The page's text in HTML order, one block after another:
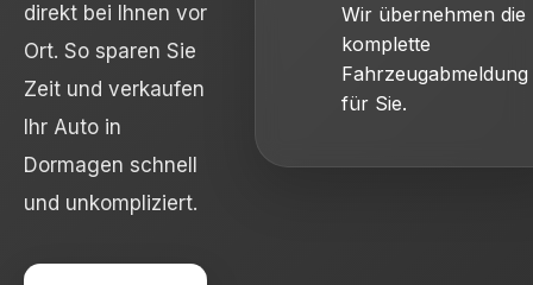
direkt bei Ihnen vor
Ort. So sparen Sie
Zeit und verkaufen
Ihr Auto in
Dormagen schnell
und unkompliziert.
Wir übernehmen die
komplette
Fahrzeugabmeldung
für Sie.